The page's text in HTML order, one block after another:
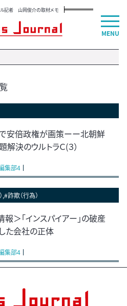
ル記者 山岡俊介の取材メモ
安倍政権が画策ーー北朝鮮
解決のウルトラＣ(３）
集部4
詐欺（行為）
報＞｢インスパイアー」の破産
た会社の正体
集部4
MENU